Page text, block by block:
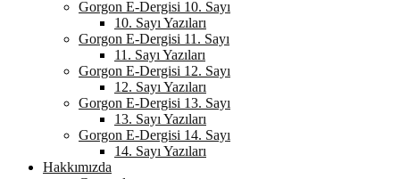
Gorgon E-Dergisi 10. Sayı
10. Sayı Yazıları
Gorgon E-Dergisi 11. Sayı
11. Sayı Yazıları
Gorgon E-Dergisi 12. Sayı
12. Sayı Yazıları
Gorgon E-Dergisi 13. Sayı
13. Sayı Yazıları
Gorgon E-Dergisi 14. Sayı
14. Sayı Yazıları
Hakkımızda